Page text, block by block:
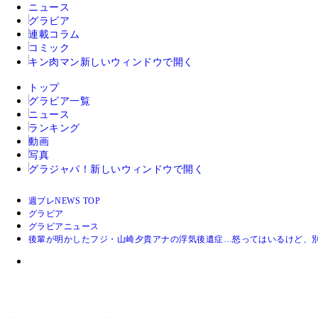
ニュース
グラビア
連載コラム
コミック
キン肉マン 新しいウィンドウで開く
トップ
グラビア一覧
ニュース
ランキング
動画
写真
グラジャパ！ 新しいウィンドウで開く
週プレNEWS TOP
グラビア
グラビアニュース
後輩が明かしたフジ・山崎夕貴アナの浮気後遺症…怒ってはいるけど、